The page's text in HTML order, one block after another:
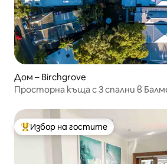
Дом – Birchgrove
Просторна къща с 3 спални в
Най-популярен избор на гостите
Избор на гостите